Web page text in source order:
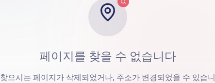
페이지를 찾을 수 없습니다
찾으시는 페이지가 삭제되었거나, 주소가 변경되었을 수 있습니